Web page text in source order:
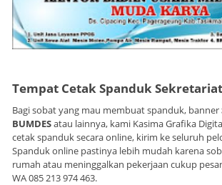
Tempat Cetak Spanduk Sekretariat
Bagi sobat yang mau membuat spanduk, banner
BUMDESatau lainnya, kami Kasima Grafika
cetak spanduk secara online, kirim ke seluruh
Spanduk online pastinya lebih mudah karena
rumah atau meninggalkan pekerjaan cukup
WA 085 213 974 463.